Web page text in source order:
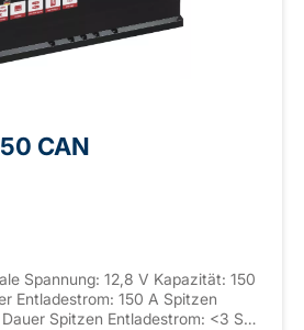
CAN
Spannung: 12,8 V Kapazität: 150
Entladestrom: 150 A Spitzen
Spitzen Entladestrom: <3 S